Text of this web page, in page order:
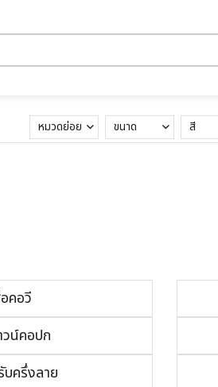
สี
ขนาด
หมวดย่อย
คอวี
วน์คอปก
บครึ่งลาย